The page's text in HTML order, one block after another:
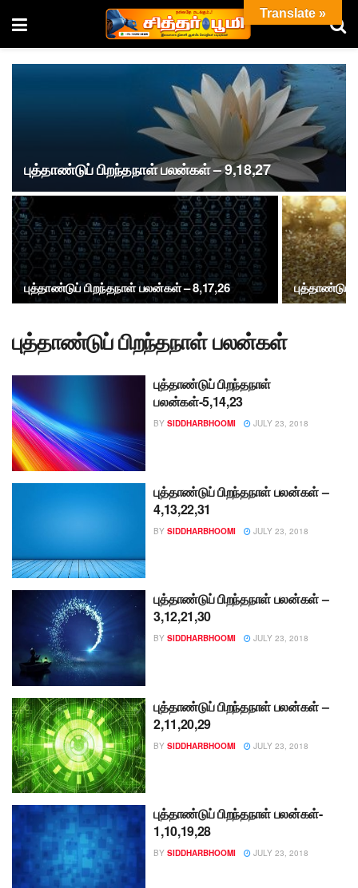
புத்தாண்டுப் பிறந்தநாள் பலன்கள் – 9,18,27
புத்தாண்டுப் பிறந்தநாள் பலன்கள் – 8,17,26
புத்தாண்டுப் பிறந்தநாள் பலன்கள்
புத்தாண்டுப் பிறந்தநாள்
பலன்கள்-5,14,23
BY SIDDHARBHOOMI JULY 23, 2018
புத்தாண்டுப் பிறந்தநாள் பலன்கள் –
4,13,22,31
BY SIDDHARBHOOMI JULY 23, 2018
புத்தாண்டுப் பிறந்தநாள் பலன்கள் –
3,12,21,30
BY SIDDHARBHOOMI JULY 23, 2018
புத்தாண்டுப் பிறந்தநாள் பலன்கள் –
2,11,20,29
BY SIDDHARBHOOMI JULY 23, 2018
புத்தாண்டுப் பிறந்தநாள் பலன்கள்-
1,10,19,28
BY SIDDHARBHOOMI JULY 23, 2018
Translate »